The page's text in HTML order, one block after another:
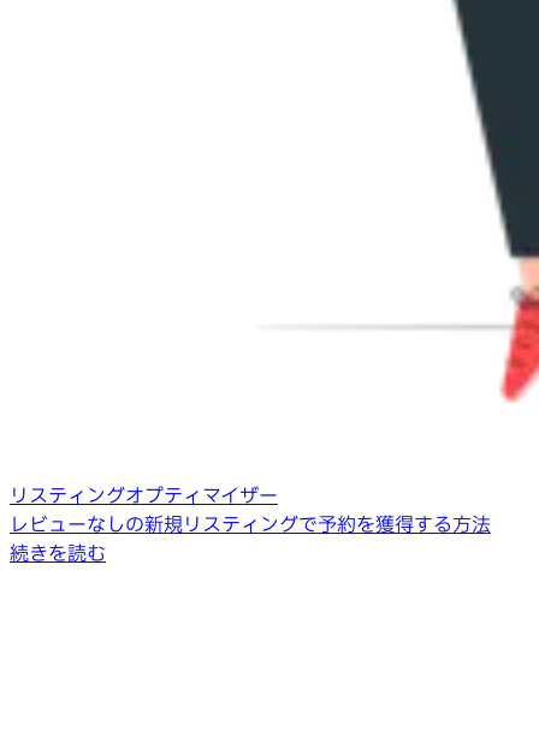
リスティングオプティマイザー
レビューなしの新規リスティングで予約を獲得する方法
続きを読む